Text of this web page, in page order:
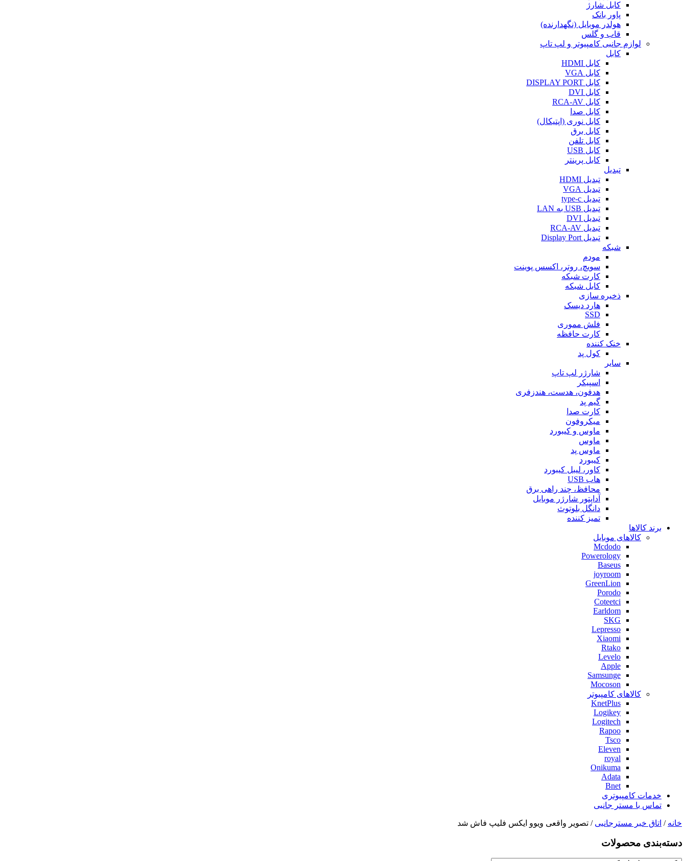
کابل شارژ
پاور بانک
هولدر موبایل (نگهدارنده)
قاب و گلس
لوازم جانبی کامپیوتر و لپ تاپ
کابل
کابل HDMI
کابل VGA
کابل DISPLAY PORT
کابل DVI
کابل RCA-AV
کابل صدا
کابل نوری (اپتیکال)
کابل برق
کابل تلفن
کابل USB
کابل پرینتر
تبدیل
تبدیل HDMI
تبدیل VGA
تبدیل type-c
تبدیل USB به LAN
تبدیل DVI
تبدیل RCA-AV
تبدیل Display Port
شبکه
مودم
سویچ، روتر، اکسس پوینت
کارت شبکه
کابل شبکه
ذخیره سازی
هارد دیسک
SSD
فلش مموری
کارت حافظه
خنک کننده
کول پد
سایر
شارژر لپ تاپ
اسپیکر
هدفون، هدست، هندزفری
گیم پد
کارت صدا
میکروفون
ماوس و کیبورد
ماوس
ماوس پد
کیبورد
کاور، لیبل کیبورد
هاب USB
محافظ، چند راهی برق
آداپتور شارژر موبایل
دانگل بلوتوث
تمیز کننده
برند کالاها
کالاهای موبایل
Mcdodo
Powerology
Baseus
joyroom
GreenLion
Porodo
Coteetci
Earldom
SKG
Lepresso
Xiaomi
Rtako
Levelo
Apple
Samsunge
Mocoson
کالاهای کامپیوتر
KnetPlus
Logikey
Logitech
Rapoo
Tsco
Eleven
royal
Onikuma
Adata
Bnet
خدمات کامپیوتری
تماس با مستر جانبی
خانه / اتاق خبر مسترجانبی / تصویر واقعی ویوو ایکس فلیپ فاش شد
دسته‌بندی‌ محصولات